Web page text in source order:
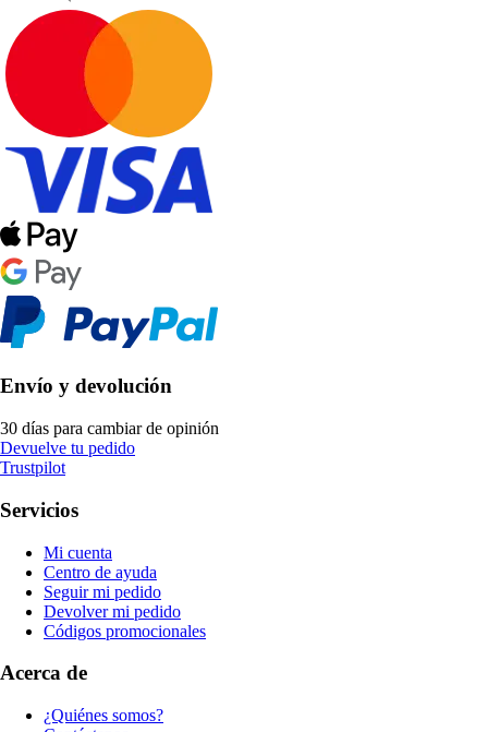
Envío y devolución
30 días para cambiar de opinión
Devuelve tu pedido
Trustpilot
Servicios
Mi cuenta
Centro de ayuda
Seguir mi pedido
Devolver mi pedido
Códigos promocionales
Acerca de
¿Quiénes somos?